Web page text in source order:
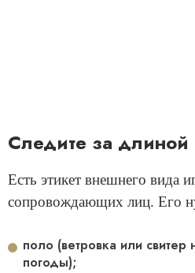
Следите за длиной
Есть этикет внешнего вида
сопровождающих лиц. Его
поло (ветровка или
погоды);